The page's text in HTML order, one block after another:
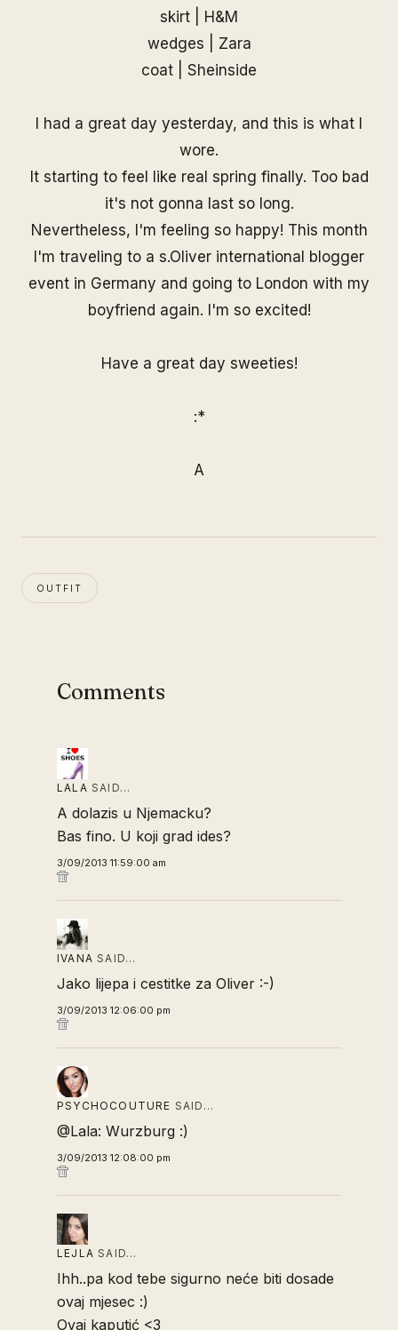
skirt | H&M
wedges | Zara
coat | Sheinside
I had a great day yesterday, and this is what I
wore.
It starting to feel like real spring finally. Too bad
it's not gonna last so long.
Nevertheless, I'm feeling so happy! This month
I'm traveling to a s.Oliver international blogger
event in Germany and going to London with my
boyfriend again. I'm so excited!
Have a great day sweeties!
:*
A
OUTFIT
Comments
LALA SAID…
A dolazis u Njemacku?
Bas fino. U koji grad ides?
3/09/2013 11:59:00 am
IVANA SAID…
Jako lijepa i cestitke za Oliver :-)
3/09/2013 12:06:00 pm
PSYCHOCOUTURE SAID…
@Lala: Wurzburg :)
3/09/2013 12:08:00 pm
LEJLA SAID…
Ihh..pa kod tebe sigurno neće biti dosade
ovaj mjesec :)
Ovaj kaputić <3